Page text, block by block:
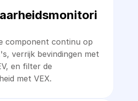
component continu op
verrijk bevindingen met
en filter de
met VEX.